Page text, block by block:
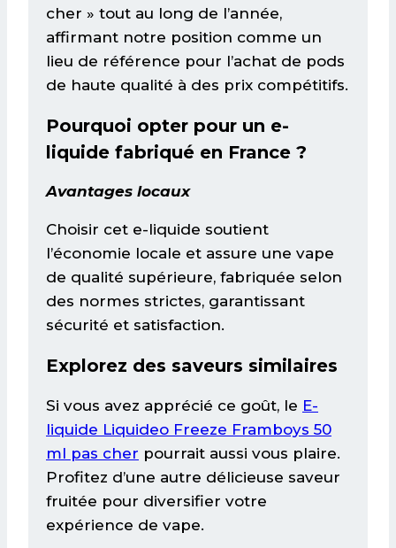
cher » tout au long de l’année,
affirmant notre position comme un
lieu de référence pour l’achat de pods
de haute qualité à des prix compétitifs.
Pourquoi opter pour un e-
liquide fabriqué en France ?
Avantages locaux
Choisir cet e-liquide soutient
l’économie locale et assure une vape
de qualité supérieure, fabriquée selon
des normes strictes, garantissant
sécurité et satisfaction.
Explorez des saveurs similaires
Si vous avez apprécié ce goût, le E-
liquide Liquideo Freeze Framboys 50
ml pas cher pourrait aussi vous plaire.
Profitez d’une autre délicieuse saveur
fruitée pour diversifier votre
expérience de vape.